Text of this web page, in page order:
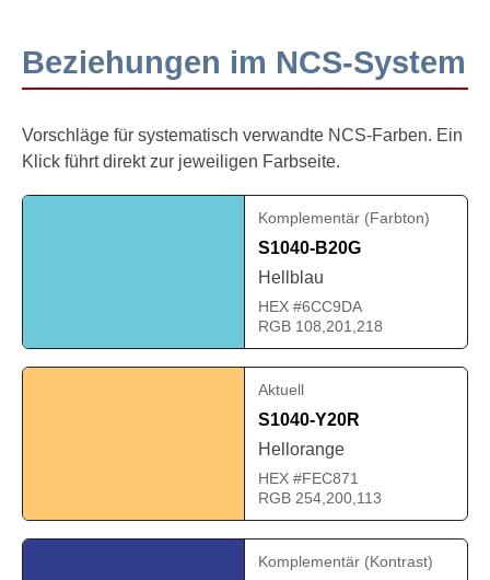
Beziehungen im NCS-System
Vorschläge für systematisch verwandte NCS-Farben. Ein
Klick führt direkt zur jeweiligen Farbseite.
Komplementär (Farbton)
S1040-B20G
Hellblau
HEX #6CC9DA
RGB 108,201,218
Aktuell
S1040-Y20R
Hellorange
HEX #FEC871
RGB 254,200,113
Komplementär (Kontrast)